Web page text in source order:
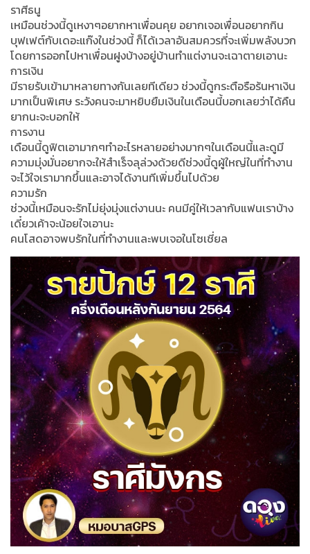
ราศีธนู
เหมือนช่วงนี้ดูเหงาๆอยากหาเพื่อนคุย อยากเจอเพื่อนอยากกิน
บุฟเฟต์กับเดอะแก๊งในช่วงนี้ ก็ได้เวลาอันสมควรที่จะเพิ่มพลังบวก
โดยการออกไปหาเพื่อนฝูงบ้างอยู่บ้านทำแต่งานจะเฉาตายเอานะ
การเงิน
มีรายรับเข้ามาหลายทางกันเลยทีเดียว ช่วงนี้ดูกระตือรือร้นหาเงิน
มากเป็นพิเศษ ระวังคนจะมาหยิบยืมเงินในเดือนนี้บอกเลยว่าได้คืน
ยากนะจะบอกให้
การงาน
เดือนนี้ดูฟิตเอามากๆทำอะไรหลายอย่างมากๆในเดือนนี้และดูมี
ความมุ่งมั่นอยากจะให้สำเร็จลุล่วงด้วยดีช่วงนี้ดูผู้ใหญ่ในที่ทำงาน
จะไว้ใจเรามากขึ้นและอาจได้งานทีเพิ่มขึ้นไปด้วย
ความรัก
ช่วงนี้เหมือนจะรักไม่ยุ่งมุ่งแต่งานนะ คนมีคู่ให้เวลากับแฟนเราบ้าง
เดี๋ยวเค้าจะน้อยใจเอานะ
คนโสดอาจพบรักในที่ทำงานและพบเจอในโซเชี่ยล